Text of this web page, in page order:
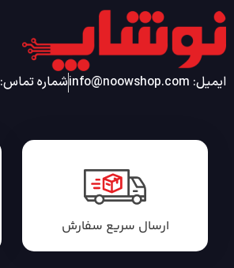
ایمیل: info@noowshop.com شماره تماس: 09177277704
ارسال سریع سفارش